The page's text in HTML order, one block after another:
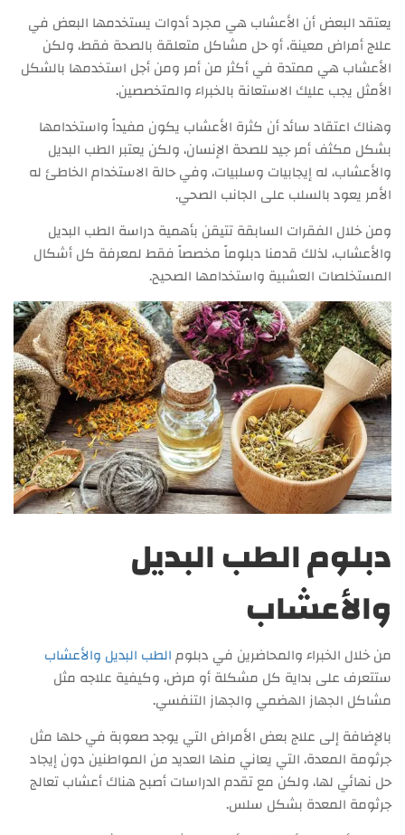
يعتقد البعض أن الأعشاب هي مجرد أدوات يستخدمها البعض في
علاج أمراض معينة، أو حل مشاكل متعلقة بالصحة فقط، ولكن
الأعشاب هي ممتدة في أكثر من أمر ومن أجل استخدمها بالشكل
الأمثل يجب عليك الاستعانة بالخبراء والمتخصصين.
وهناك اعتقاد سائد أن كثرة الأعشاب يكون مفيداً واستخدامها
بشكل مكثف أمر جيد للصحة الإنسان، ولكن يعتبر الطب البديل
والأعشاب، له إيجابيات وسلبيات، وفي حالة الاستخدام الخاطئ له
الأمر يعود بالسلب على الجانب الصحي.
ومن خلال الفقرات السابقة تتيقن بأهمية دراسة الطب البديل
والأعشاب، لذلك قدمنا دبلوماً مخصصاً فقط لمعرفة كل أشكال
المستخلصات العشبية واستخدامها الصحيح.
دبلوم الطب البديل
والأعشاب
من خلال الخبراء والمحاضرين في دبلومالطب البديل والأعشاب
ستتعرف على بداية كل مشكلة أو مرض، وكيفية علاجه مثل
مشاكل الجهاز الهضمي والجهاز التنفسي.
بالإضافة إلى علاج بعض الأمراض التي يوجد صعوبة في حلها مثل
جرثومة المعدة، التي يعاني منها العديد من المواطنين دون إيجاد
حل نهائي لها، ولكن مع تقدم الدراسات أصبح هناك أعشاب تعالج
جرثومة المعدة بشكل سلس.